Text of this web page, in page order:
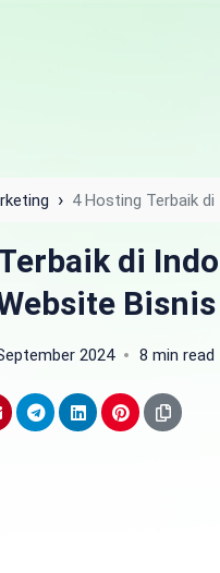
› 4 Hosting Terbaik
di
Bisnis
2024 8 min read